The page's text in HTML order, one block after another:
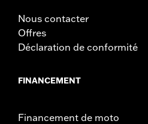
Nous contacter
Offres
Déclaration de conformité
FINANCEMENT
Financement de moto